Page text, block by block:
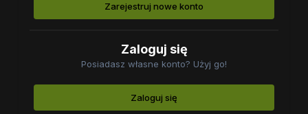
Zarejestruj nowe konto
Zaloguj się
Posiadasz własne konto? Użyj go!
Zaloguj się